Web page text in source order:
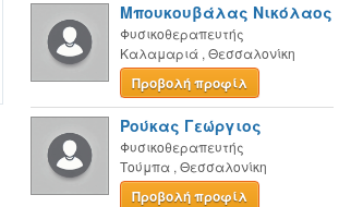
Μπουκουβάλας Νικόλαος
Φυσικοθεραπευτής
Καλαμαριά , Θεσσαλονίκη
Προβολή προφίλ
Ρούκας Γεώργιος
Φυσικοθεραπευτής
Τούμπα , Θεσσαλονίκη
Προβολή προφίλ